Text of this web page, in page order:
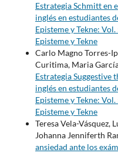
Estrategia Schmitt en
inglés en estudiantes
Episteme y Tekne:
Episteme y Tekne
Carlo Magno Torres-
Curitima, Maria
Estrategia Suggestive
inglés en estudiantes
Episteme y Tekne:
Episteme y Tekne
Teresa Vela-Vásquez,
Johanna Jenniferth
ansiedad ante los